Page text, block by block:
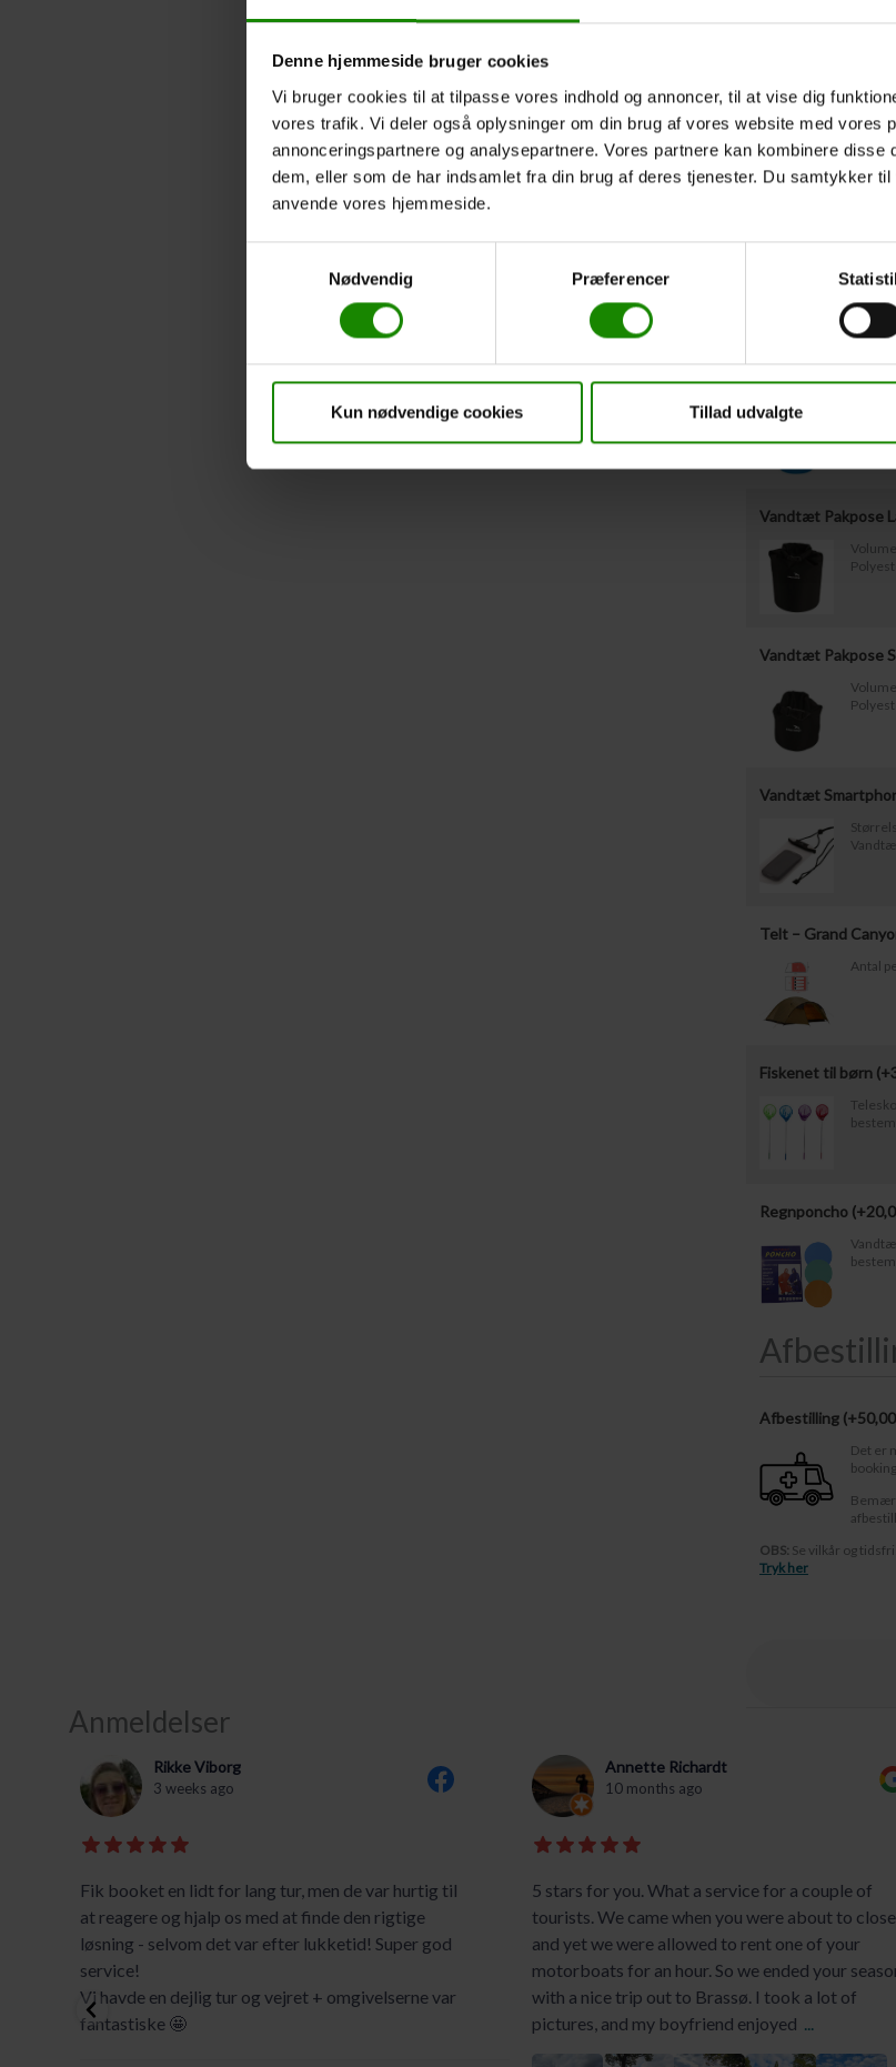
Denne hjemmeside bruger cookies
Vi bruger cookies til at tilpasse vores indhold og annoncer, til at vise dig
vores trafik. Vi deler også oplysninger om din brug af vores website med vores
annonceringspartnere og analysepartnere. Vores partnere kan kombinere disse
dem, eller som de har indsamlet fra din brug af deres tjenester. Du samtykker
anvende vores hjemmeside.
Nødvendig
Præferencer
Kun nødvendige cookies Tillad udvalgte
udfyldt ovenstående
Vestestørrelser være
Afgangstidspunkt
Bagagetønde med
Vandtæt Pakpose
Vandtæt Pakpose
Vandtæt
Telt – Grand
Antal
Fiskenet til børn (+
Regnponcho (+
Afbestilling (
Det er
OBS: Se vilkår og
Tryk her
Anmeldelser
Rikke Viborg
3 weeks ago
Fik booket en lidt for lang tur, men de var hurtig til
at reagere og hjalp os med at finde den rigtige
løsning - selvom det var efter lukketid! Super god
service!
Vi havde en dejlig tur og vejret + omgivelserne var
fantastiske 🤩
Annette Richardt
10 months ago
5 stars for you. What a service for a couple of
tourists. We came when you were about to
and yet we were allowed to rent one of your
motorboats for an hour. So we ended your
with a nice trip out to Brassø. I took a lot of
pictures, and my boyfriend enjoyed ...